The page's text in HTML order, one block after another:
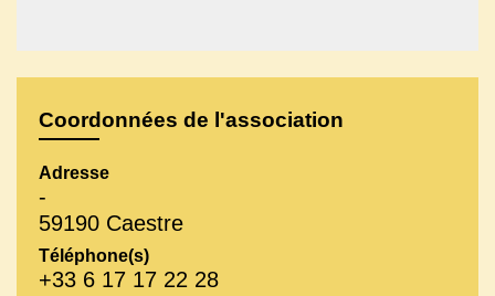
Coordonnées de l'association
Adresse
-
59190 Caestre
Téléphone(s)
+33 6 17 17 22 28